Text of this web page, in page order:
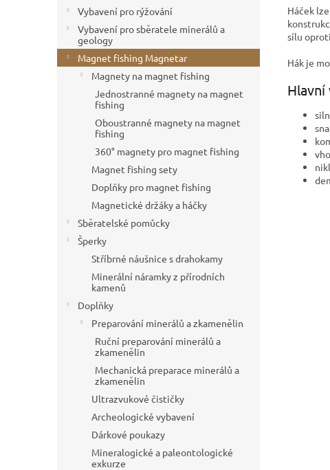
Vybavení pro rýžování
Vybavení pro sběratele minerálů a
geology
Magnet fishing Magnetar
Magnety na magnet fishing
Jednostranné magnety na magnet
fishing
Oboustranné magnety na magnet
fishing
360° magnety pro magnet fishing
Magnet fishing sety
Doplňky pro magnet fishing
Magnetické držáky a háčky
Sběratelské pomůcky
Šperky
Stříbrné náušnice s drahokamy
Minerální náramky z přírodních
kamenů
Doplňky
Preparování minerálů a zkamenělin
Ruční preparování minerálů a
zkamenělin
Mechanická preparace minerálů a
zkamenělin
Ultrazvukové čističky
Archeologické vybavení
Dárkové poukazy
Mineralogické a paleontologické
exkurze
Háček
sílu
Hák je
Hlavní